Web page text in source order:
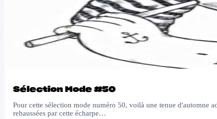
Sélection Mode #50
Pour cette sélection mode numéro 50, voilà une tenue d'automne
rehaussées par cette écharpe…